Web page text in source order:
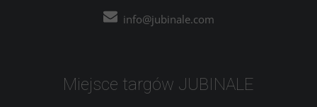
info@jubinale.com
Miejsce targów JUBINALE